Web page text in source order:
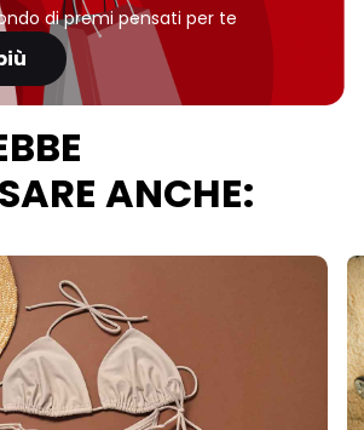
di premi pensati per te
ANCHE: